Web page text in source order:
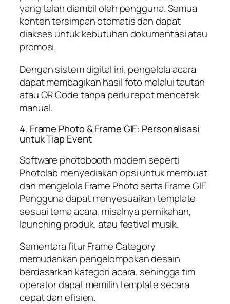
yang telah diambil oleh pengguna. Semua
konten tersimpan otomatis dan dapat
diakses untuk kebutuhan dokumentasi atau
promosi.
Dengan sistem digital ini, pengelola acara
dapat membagikan hasil foto melalui tautan
atau QR Code tanpa perlu repot mencetak
manual.
4. Frame Photo & Frame GIF: Personalisasi
untuk Tiap Event
Software photobooth modern seperti
Photolab menyediakan opsi untuk membuat
dan mengelola Frame Photo serta Frame GIF.
Pengguna dapat menyesuaikan template
sesuai tema acara, misalnya pernikahan,
launching produk, atau festival musik.
Sementara fitur Frame Category
memudahkan pengelompokan desain
berdasarkan kategori acara, sehingga tim
operator dapat memilih template secara
cepat dan efisien.